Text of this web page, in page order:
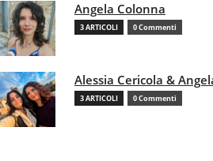
Angela Colonna
3 ARTICOLI 0 Commenti
Alessia Cericola &
3 ARTICOLI 0 Commenti